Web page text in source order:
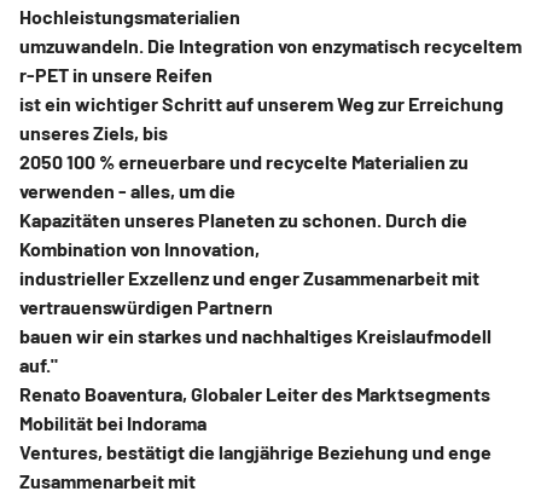
Hochleistungsmaterialien
umzuwandeln. Die Integration von enzymatisch recyceltem
r-PET in unsere Reifen
ist ein wichtiger Schritt auf unserem Weg zur Erreichung
unseres Ziels, bis
2050 100 % erneuerbare und recycelte Materialien zu
verwenden - alles, um die
Kapazitäten unseres Planeten zu schonen. Durch die
Kombination von Innovation,
industrieller Exzellenz und enger Zusammenarbeit mit
vertrauenswürdigen Partnern
bauen wir ein starkes und nachhaltiges Kreislaufmodell
auf."
Renato Boaventura, Globaler Leiter des Marktsegments
Mobilität bei Indorama
Ventures, bestätigt die langjährige Beziehung und enge
Zusammenarbeit mit